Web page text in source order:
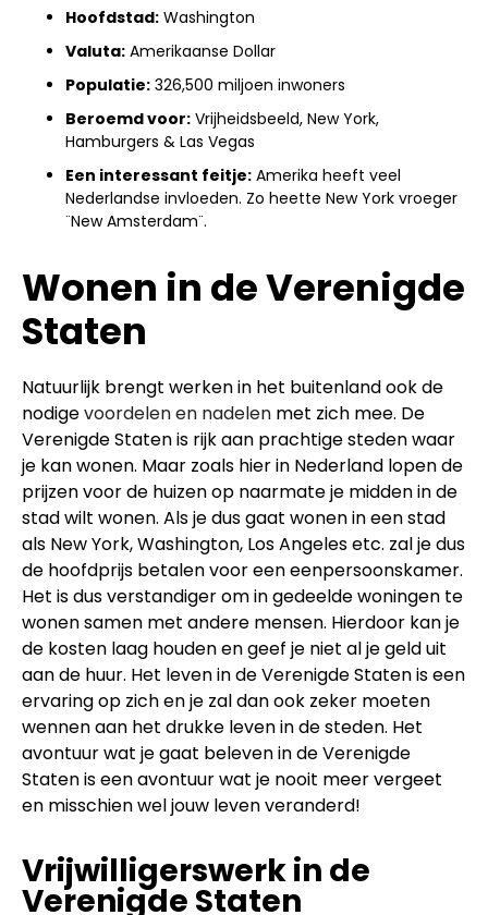
Hoofdstad: Washington
Valuta: Amerikaanse Dollar
Populatie: 326,500 miljoen inwoners
Beroemd voor: Vrijheidsbeeld, New York,
Hamburgers & Las Vegas
Een interessant feitje: Amerika heeft veel
Nederlandse invloeden. Zo heette New York vroeger
¨New Amsterdam¨.
Wonen in de Verenigde
Staten
Natuurlijk brengt werken in het buitenland ook de
nodigevoordelen en nadelen met zich mee. De
Verenigde Staten is rijk aan prachtige steden waar
je kan wonen. Maar zoals hier in Nederland lopen de
prijzen voor de huizen op naarmate je midden in de
stad wilt wonen. Als je dus gaat wonen in een stad
als New York, Washington, Los Angeles etc. zal je dus
de hoofdprijs betalen voor een eenpersoonskamer.
Het is dus verstandiger om in gedeelde woningen te
wonen samen met andere mensen. Hierdoor kan je
de kosten laag houden en geef je niet al je geld uit
aan de huur. Het leven in de Verenigde Staten is een
ervaring op zich en je zal dan ook zeker moeten
wennen aan het drukke leven in de steden. Het
avontuur wat je gaat beleven in de Verenigde
Staten is een avontuur wat je nooit meer vergeet
en misschien wel jouw leven veranderd!
Vrijwilligerswerk in de
Verenigde Staten